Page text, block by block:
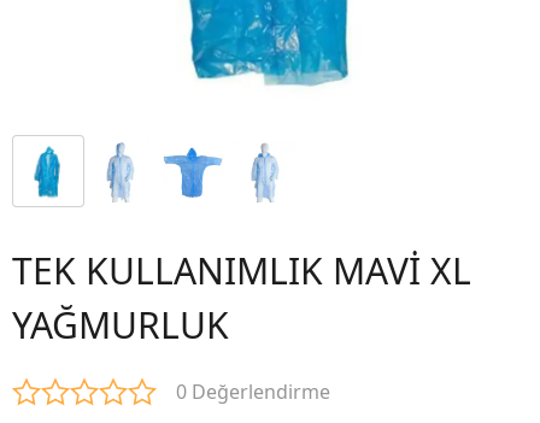
TEK KULLANIMLIK MAVİ XL
YAĞMURLUK
0 Değerlendirme